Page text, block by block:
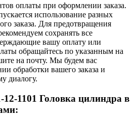
оплаты при оформлении заказа.
использование разных
заказа. Для предотвращения
сохранять все
вашу оплату или
обращайтесь по указанным на
на почту. Мы будем вас
обработки вашего заказа и
диалогу.
1101 Головка цилиндра в